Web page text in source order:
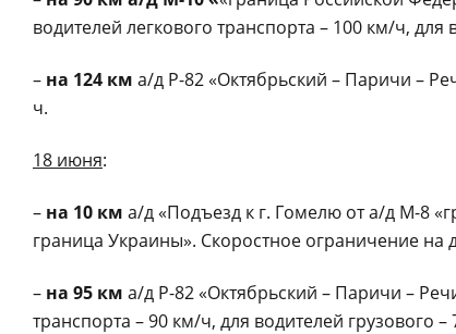
водителей легкового транспорта – 100 км/ч, для
– на 124 км а/д Р-82 «Октябрьский – Паричи –
ч.
18 июня:
– на 10 км а/д «Подъезд к г. Гомелю от а/д М-8
граница Украины». Скоростное ограничение на
– на 95 км а/д Р-82 «Октябрьский – Паричи –
транспорта – 90 км/ч, для водителей грузового –